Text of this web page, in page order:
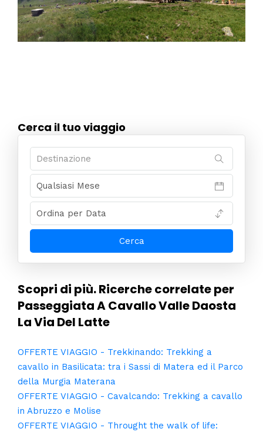
Cerca il tuo viaggio
Scopri di più. Ricerche correlate per
Passeggiata A Cavallo Valle Daosta
La Via Del Latte
OFFERTE VIAGGIO - Trekkinando: Trekking a
cavallo in Basilicata: tra i Sassi di Matera ed il Parco
della Murgia Materana
OFFERTE VIAGGIO - Cavalcando: Trekking a cavallo
in Abruzzo e Molise
OFFERTE VIAGGIO - Throught the walk of life: